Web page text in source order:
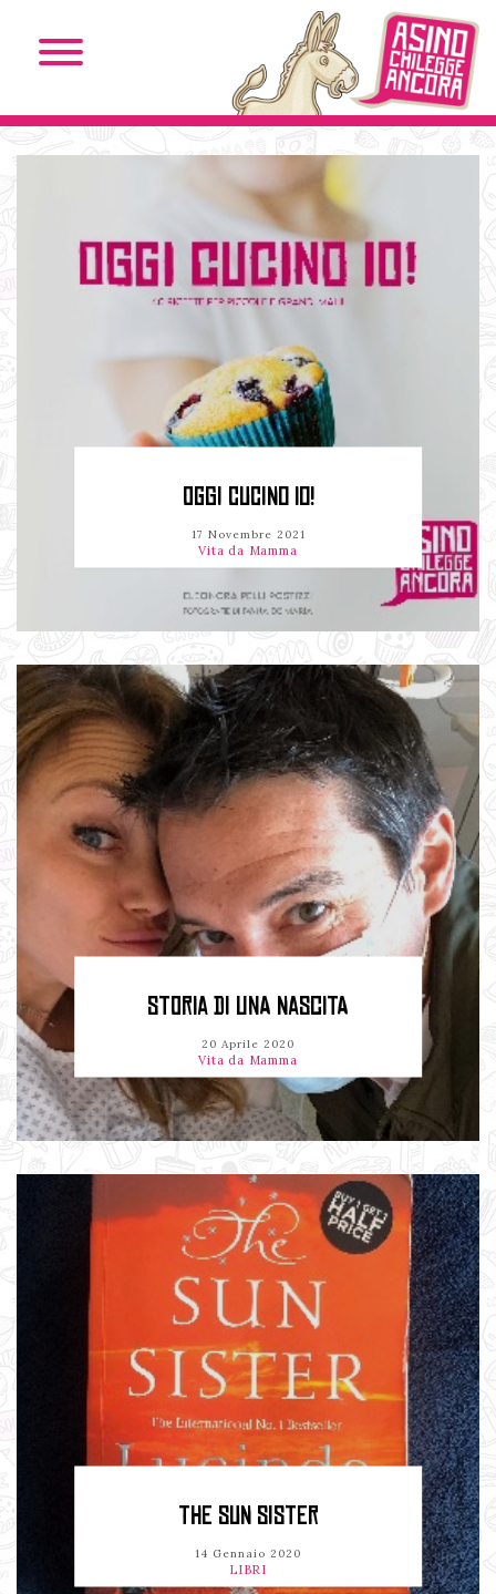
OGGI CUCINO IO!
17 Novembre 2021
Vita da Mamma
STORIA DI UNA NASCITA
20 Aprile 2020
Vita da Mamma
THE SUN SISTER
14 Gennaio 2020
LIBRI